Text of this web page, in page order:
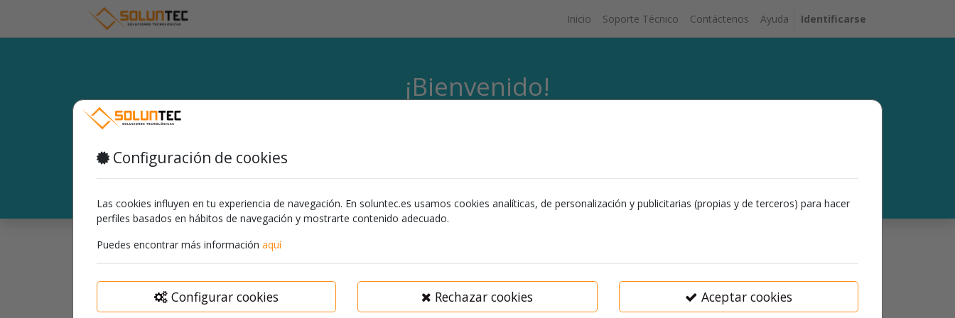
Configuración de cookies
Las cookies influyen en tu experiencia de navegación. En soluntec.es usamos cookies analíticas, de personalización y publicitarias (propias y de terceros) para hacer
perfiles basados en hábitos de navegación y mostrarte contenido adecuado.
Puedes encontrar más información aquí
Configurar cookies Rechazar cookies Aceptar cookies
Inicio Soporte Técnico Contáctenos Ayuda Identificarse
¡Bienvenido!
Comparte y discute el mejor contenido y nuevas ideas de marketing, construye tu perfil profesional y conviértete en un mejor comercializador.
Ayuda Tendencia Más moderno
Etiquetas Hacer una pregunta